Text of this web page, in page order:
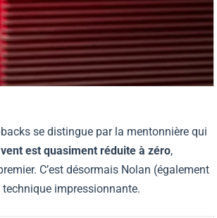
se distingue par la mentonnière qui
est quasiment réduite à zéro,
C’est désormais Nolan (également
impressionnante.